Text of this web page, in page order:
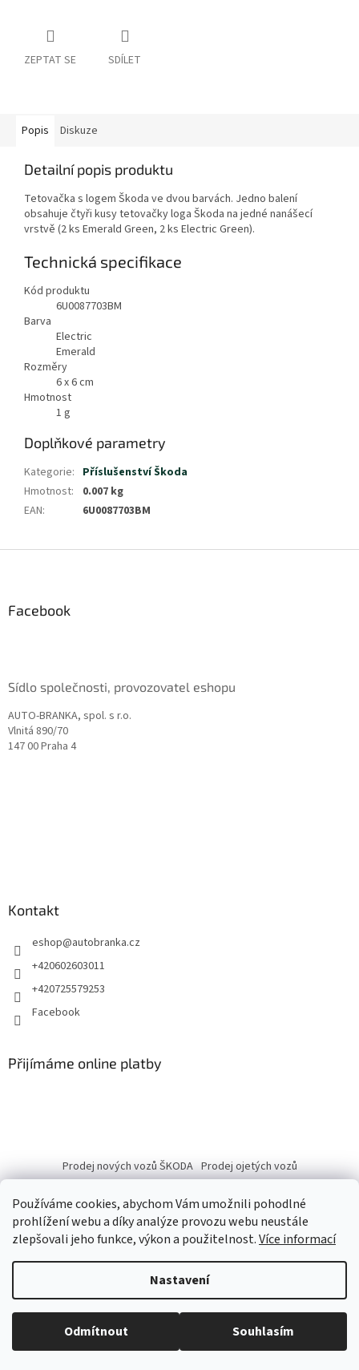
Používáme cookies, abychom Vám umožnili pohodlné
prohlížení webu a díky analýze provozu webu neustále
zlepšovali jeho funkce, výkon a použitelnost.Více informací
Nastavení
Odmítnout Souhlasím
ZEPTAT SE SDÍLET
Popis Diskuze
Detailní popis produktu
Tetovačka s logem Škoda ve dvou barvách. Jedno balení
obsahuje čtyři kusy tetovačky loga Škoda na jedné nanášecí
vrstvě (2 ks Emerald Green, 2 ks Electric Green).
Technická specifikace
Kód produktu
6U0087703BM
Barva
Electric
Emerald
Rozměry
6 x 6 cm
Hmotnost
1 g
Doplňkové parametry
Kategorie: Příslušenství Škoda
Hmotnost:
0.007 kg
EAN: 6U0087703BM
Facebook
Sídlo společnosti, provozovatel eshopu
AUTO-BRANKA, spol. s r.o.
Vlnitá 890/70
147 00 Praha 4
Kontakt
eshop@autobranka.cz
+420602603011
+420725579253
Facebook
Přijímáme online platby
Prodej nových vozů ŠKODA Prodej ojetých vozů
Copyright 2026eshop.autobranka.cz. Všechna práva vyhrazena.
Upravit nastavení cookies